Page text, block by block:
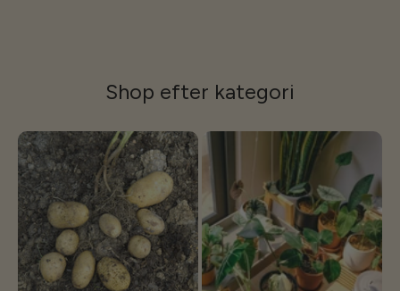
Shop efter kategori